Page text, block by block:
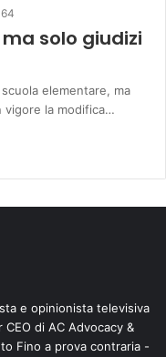
solo giudizi
elementare, ma
vigore la modifica…
e opinionista televisiva
di AC Advocacy &
Fino a prova contraria -